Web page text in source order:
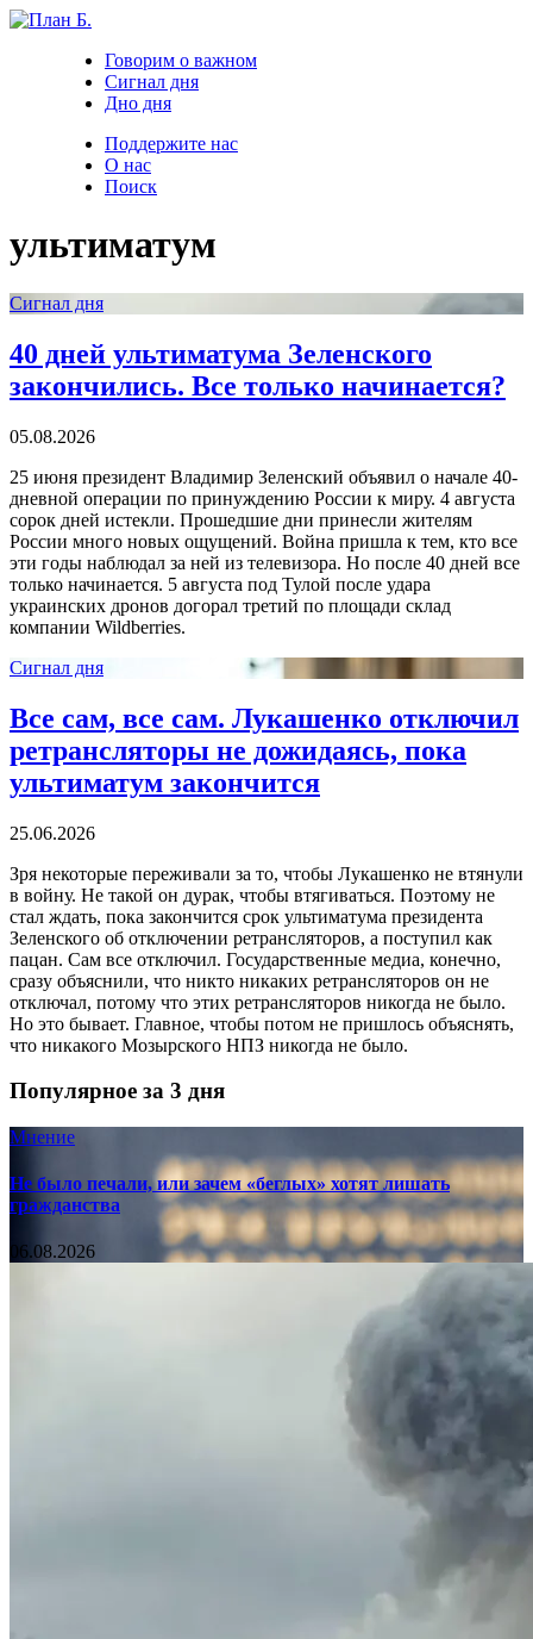
Говорим о важном
Сигнал дня
Дно дня
Поддержите нас
О нас
Поиск
ультиматум
Сигнал дня
40 дней ультиматума Зеленского
закончились. Все только начинается?
05.08.2026
25 июня президент Владимир Зеленский объявил о начале 40-
дневной операции по принуждению России к миру. 4 августа
сорок дней истекли. Прошедшие дни принесли жителям
России много новых ощущений. Война пришла к тем, кто все
эти годы наблюдал за ней из телевизора. Но после 40 дней все
только начинается. 5 августа под Тулой после удара
украинских дронов догорал третий по площади склад
компании Wildberries.
Сигнал дня
Все сам, все сам. Лукашенко отключил
ретрансляторы не дожидаясь, пока
ультиматум закончится
25.06.2026
Зря некоторые переживали за то, чтобы Лукашенко не втянули
в войну. Не такой он дурак, чтобы втягиваться. Поэтому не
стал ждать, пока закончится срок ультиматума президента
Зеленского об отключении ретрансляторов, а поступил как
пацан. Сам все отключил. Государственные медиа, конечно,
сразу объяснили, что никто никаких ретрансляторов он не
отключал, потому что этих ретрансляторов никогда не было.
Но это бывает. Главное, чтобы потом не пришлось объяснять,
что никакого Мозырского НПЗ никогда не было.
Популярное за 3 дня
Мнение
Не было печали, или зачем «беглых» хотят лишать
гражданства
06.08.2026